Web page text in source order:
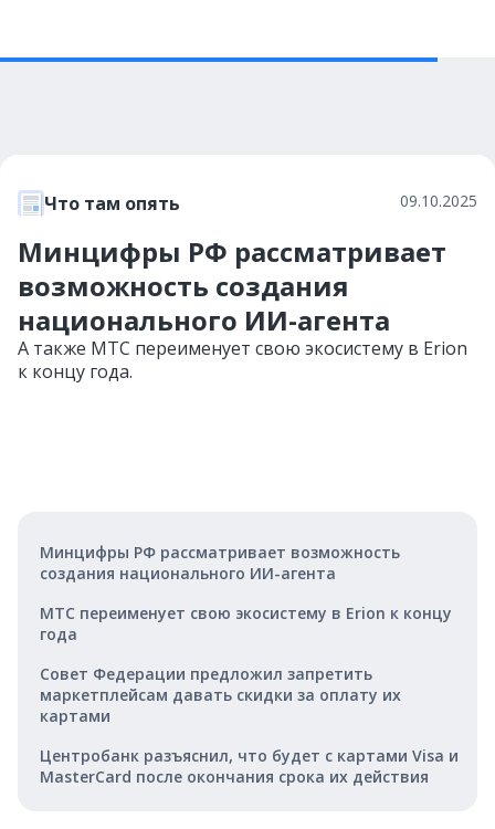
Что там опять 09.10.2025
Минцифры РФ рассматривает
возможность создания
национального ИИ-агента
А также МТС переименует свою экосистему в Erion
к концу года.
Минцифры РФ рассматривает возможность
создания национального ИИ-агента
МТС переименует свою экосистему в Erion к концу
года
Совет Федерации предложил запретить
маркетплейсам давать скидки за оплату их
картами
Центробанк разъяснил, что будет с картами Visa и
MasterCard после окончания срока их действия